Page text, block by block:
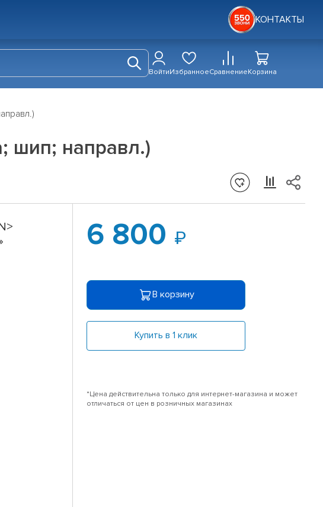
КОНТАКТЫ
ВойтиИзбранноеСравнениеКорзина
шип; направл.)
6 800
В корзину
Купить в 1 клик
*Цена действительна только для интернет-магазина и может
отличаться от цен в розничных магазинах